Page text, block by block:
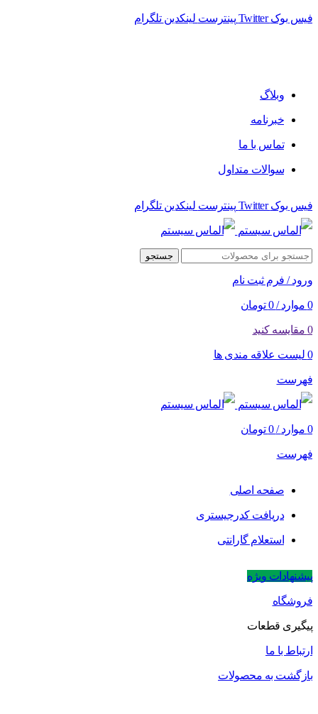
فیس بوک Twitter پینترست لینکدین تلگرام
وبلاگ
خبرنامه
تماس با ما
سوالات متداول
فیس بوک Twitter پینترست لینکدین تلگرام
جستجو
ورود / فرم ثبت نام
0 موارد /
0 تومان
0 مقایسه کنید
0 لیست علاقه مندی ها
فهرست
0 موارد /
0 تومان
فهرست
صفحه اصلی
دریافت کدرجیستری
استعلام گارانتی
پیشنهادات ویژه
فروشگاه
پیگیری قطعات
ارتباط با ما
بازگشت به محصولات